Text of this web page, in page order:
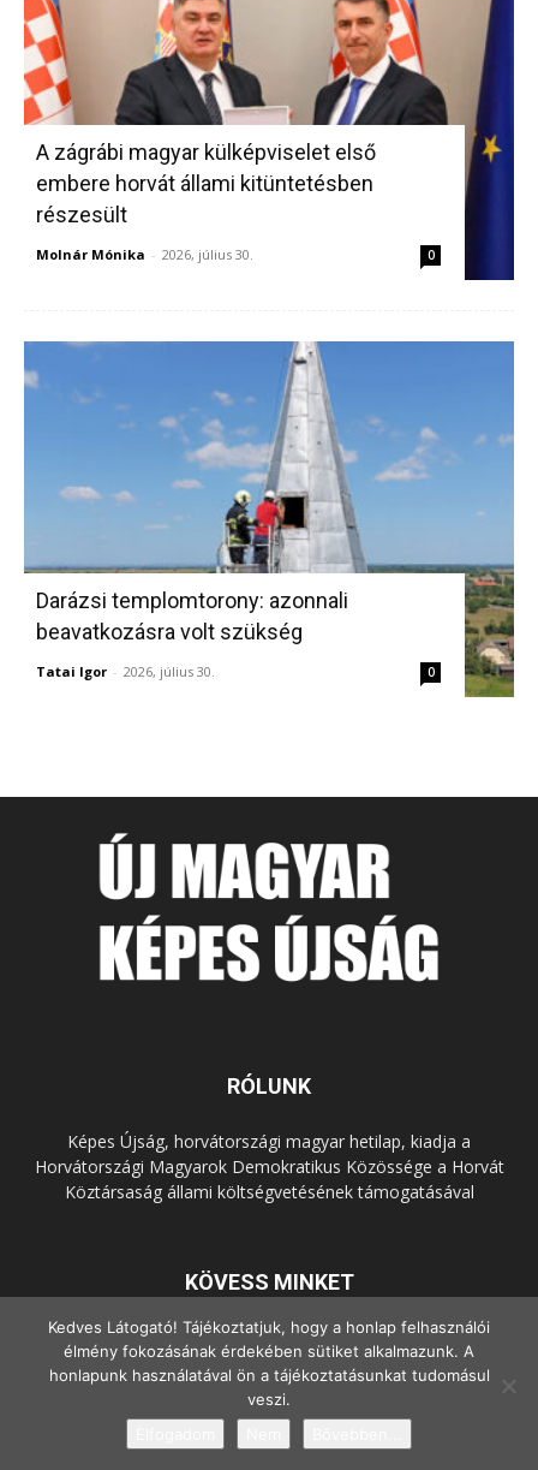
A zágrábi magyar külképviselet első
embere horvát állami kitüntetésben
részesült
Molnár Mónika - 2026, július 30. 0
Darázsi templomtorony: azonnali
beavatkozásra volt szükség
Tatai Igor - 2026, július 30. 0
RÓLUNK
Képes Újság, horvátországi magyar hetilap, kiadja a
Horvátországi Magyarok Demokratikus Közössége a Horvát
Köztársaság állami költségvetésének támogatásával
KÖVESS MINKET
© Copyright - 2022 Minden jog fenntartva.
Kedves Látogató! Tájékoztatjuk, hogy a honlap felhasználói
élmény fokozásának érdekében sütiket alkalmazunk. A
honlapunk használatával ön a tájékoztatásunkat tudomásul
veszi.